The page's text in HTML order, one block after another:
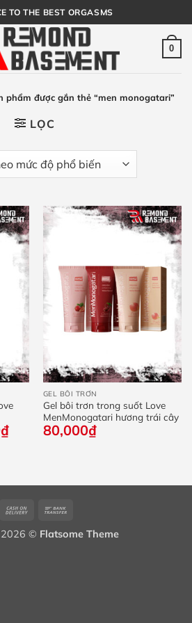
TO THE BEST ORGASMS
0
phẩm được gắn thẻ “men monogatari”
LỌC
₫Khoảng
giá:
80,000₫
GEL BÔI TRƠN
Gel bôi trơn trong suốt Love
MenMonogatari hương trái cây
80,000₫
Cash
Delivery
2026 © Flatsome Theme